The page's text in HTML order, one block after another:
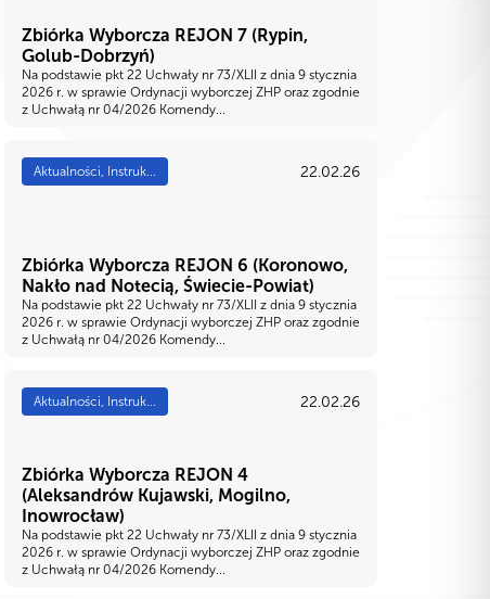
Zbiórka Wyborcza REJON 7 (Rypin,
Golub-Dobrzyń)
Na podstawie pkt 22 Uchwały nr 73/XLII z dnia 9 stycznia
2026 r. w sprawie Ordynacji wyborczej ZHP oraz zgodnie
z Uchwałą nr 04/2026 Komendy...
Aktualności, Instruk... 22.02.26
Zbiórka Wyborcza REJON 6 (Koronowo,
Nakło nad Notecią, Świecie-Powiat)
Na podstawie pkt 22 Uchwały nr 73/XLII z dnia 9 stycznia
2026 r. w sprawie Ordynacji wyborczej ZHP oraz zgodnie
z Uchwałą nr 04/2026 Komendy...
Aktualności, Instruk... 22.02.26
Zbiórka Wyborcza REJON 4
(Aleksandrów Kujawski, Mogilno,
Inowrocław)
Na podstawie pkt 22 Uchwały nr 73/XLII z dnia 9 stycznia
2026 r. w sprawie Ordynacji wyborczej ZHP oraz zgodnie
z Uchwałą nr 04/2026 Komendy...